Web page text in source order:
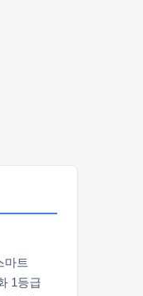
마트
1등급